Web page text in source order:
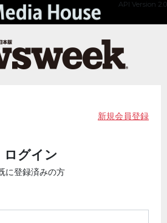
API Version 2.0
新規会員登録
ログイン
に登録済みの方